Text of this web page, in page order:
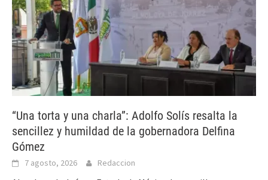
“Una torta y una charla”: Adolfo Solís resalta la
sencillez y humildad de la gobernadora Delfina
Gómez
7 agosto, 2026 Redaccion